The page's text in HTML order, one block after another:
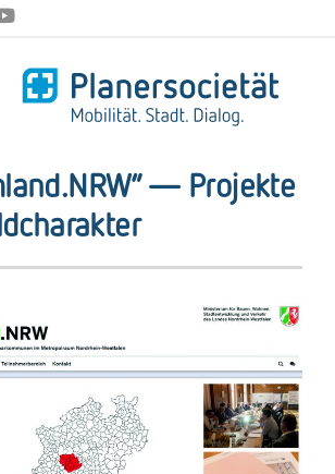
— Projekte